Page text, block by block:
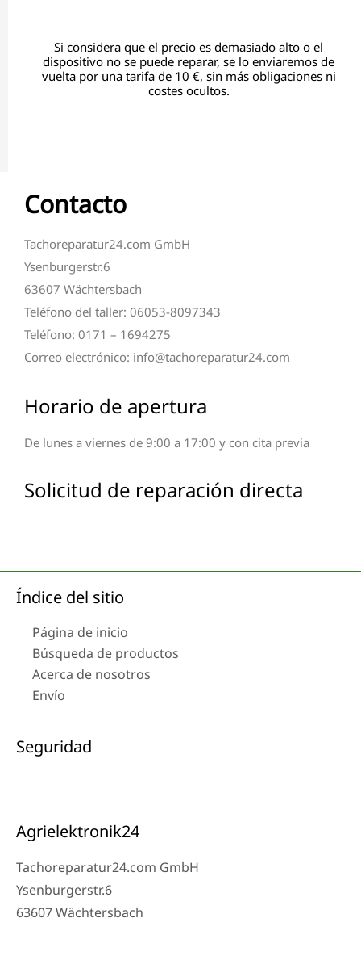
Si considera que el precio es demasiado alto o el
dispositivo no se puede reparar, se lo enviaremos de
vuelta por una tarifa de 10 €, sin más obligaciones ni
costes ocultos.
Contacto
Tachoreparatur24.com GmbH
Ysenburgerstr.6
63607 Wächtersbach
Teléfono del taller: 06053-8097343
Teléfono: 0171 – 1694275
Correo electrónico: info@tachoreparatur24.com
Horario de apertura
De lunes a viernes de 9:00 a 17:00 y con cita previa
Solicitud de reparación directa
Índice del sitio
Página de inicio
Búsqueda de productos
Acerca de nosotros
Envío
Seguridad
Agrielektronik24
Tachoreparatur24.com GmbH
Ysenburgerstr.6
63607 Wächtersbach